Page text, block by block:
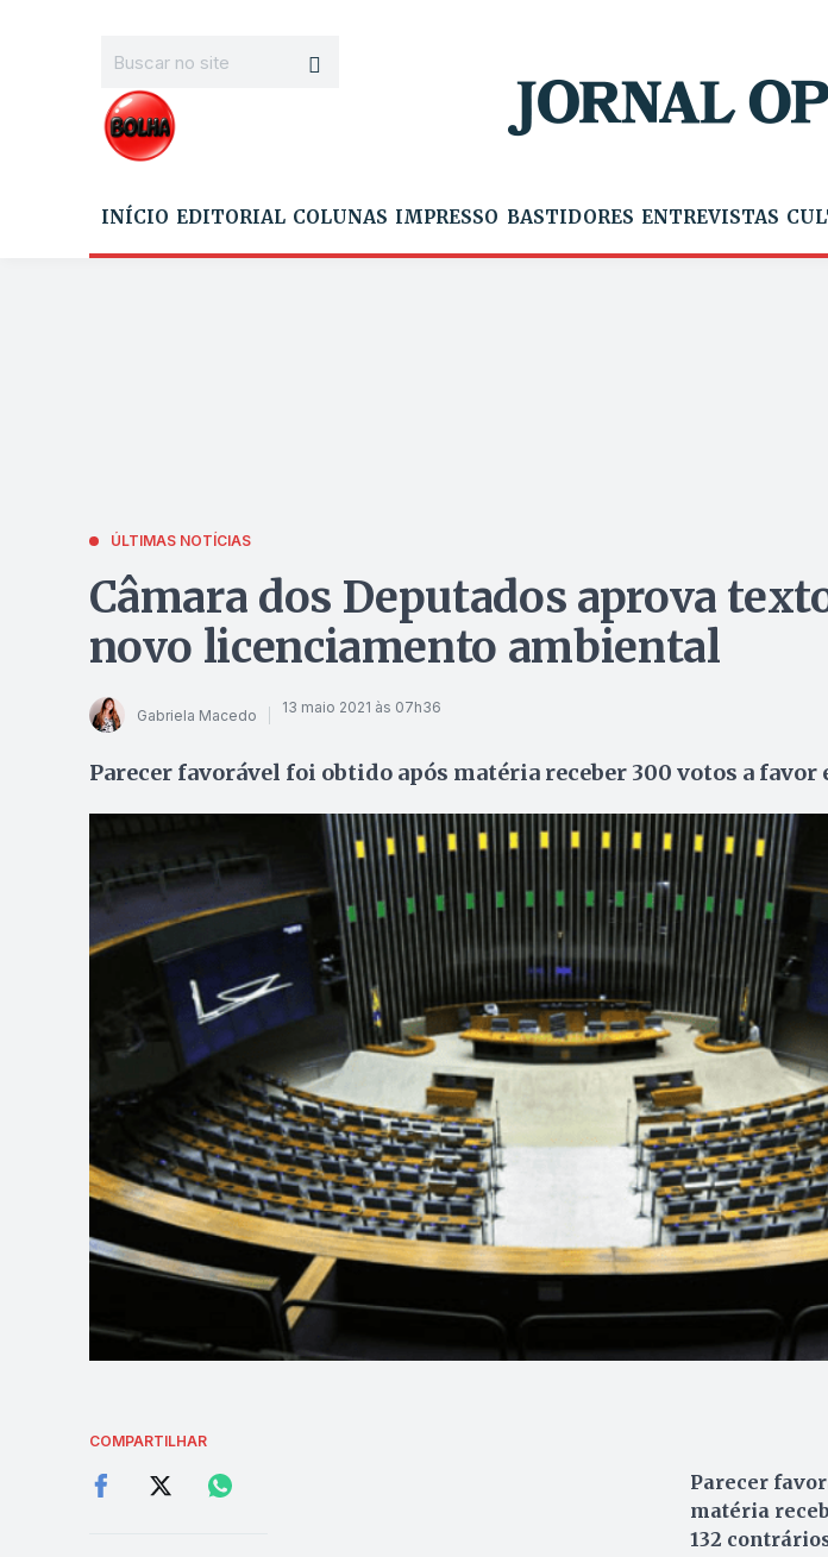
INÍCIO EDITORIAL COLUNAS IMPRESSO BASTIDORES ENTREVISTAS
ÚLTIMAS NOTÍCIAS
Câmara dos Deputados aprova
novo licenciamento ambiental
Gabriela Macedo 13 maio 2021 às 07h36
Parecer favorável foi obtido após matéria receber 300 votos a favor
COMPARTILHAR
Parecer
matéria
132